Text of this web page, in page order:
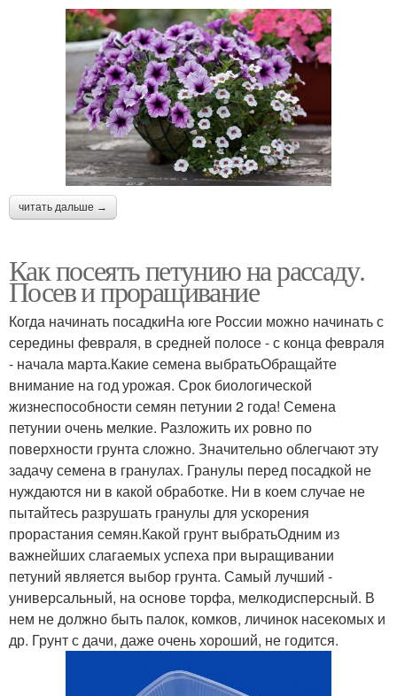
читать дальше →
Как посеять петунию на рассаду.
Посев и проращивание
Когда начинать посадкиНа юге России можно начинать с
середины февраля, в средней полосе - с конца февраля
- начала марта.Какие семена выбратьОбращайте
внимание на год урожая. Срок биологической
жизнеспособности семян петунии 2 года! Семена
петунии очень мелкие. Разложить их ровно по
поверхности грунта сложно. Значительно облегчают эту
задачу семена в гранулах. Гранулы перед посадкой не
нуждаются ни в какой обработке. Ни в коем случае не
пытайтесь разрушать гранулы для ускорения
прорастания семян.Какой грунт выбратьОдним из
важнейших слагаемых успеха при выращивании
петуний является выбор грунта. Самый лучший -
универсальный, на основе торфа, мелкодисперсный. В
нем не должно быть палок, комков, личинок насекомых и
др. Грунт с дачи, даже очень хороший, не годится.